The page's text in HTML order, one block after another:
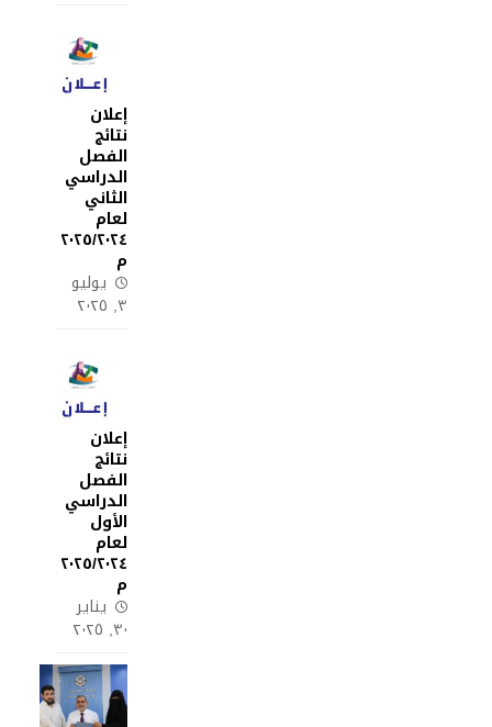
إعلان
نتائج
الفصل
الدراسي
الثاني
لعام
٢٠٢٥/٢٠٢٤
م
يوليو
٣, ٢٠٢٥
إعلان
نتائج
الفصل
الدراسي
الأول
لعام
٢٠٢٥/٢٠٢٤
م
يناير
٣٠, ٢٠٢٥